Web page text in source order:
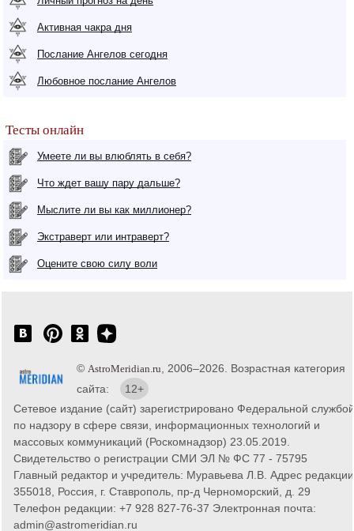
Активная чакра дня
Послание Ангелов сегодня
Любовное послание Ангелов
Тесты онлайн
Умеете ли вы влюблять в себя?
Что ждет вашу пару дальше?
Мыслите ли вы как миллионер?
Экстраверт или интраверт?
Оцените свою силу воли
© AstroMeridian.ru , 2006–2026. Возрастная категория
сайта:
12+
Сетевое издание (сайт) зарегистрировано Федеральной службой
по надзору в сфере связи, информационных технологий и
массовых коммуникаций (Роскомнадзор) 23.05.2019.
Свидетельство о регистрации СМИ ЭЛ № ФС 77 - 75795
Главный редактор и учредитель: Муравьева Л.В. Адрес
355018, Россия, г. Ставрополь, пр-д Черноморский, д. 29
Телефон редакции: +7 928 827-76-37 Электронная почта:
admin@astromeridian.ru